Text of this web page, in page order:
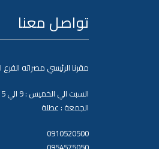
تواصل معنا
مقرنا الرئيسي مصراته الفرع
السبت الي الخميس : 9 الي 5
الجمعة : عطلة
0910520500